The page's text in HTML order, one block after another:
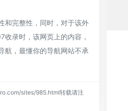
和完整性，同时，对于该外
录时，该网页上的内容，
航，最懂你的导航网站不承
sites/985.html转载请注